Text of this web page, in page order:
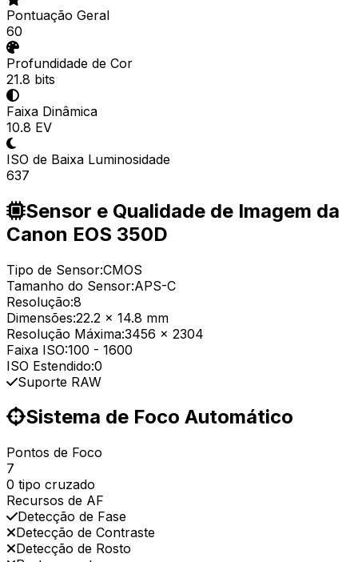
Pontuação Geral
60
Profundidade de Cor
21.8 bits
Faixa Dinâmica
10.8 EV
ISO de Baixa Luminosidade
637
Sensor e Qualidade de Imagem da
Canon EOS 350D
Tipo de Sensor:CMOS
Tamanho do Sensor:APS-C
Resolução:8
Dimensões:22.2 x 14.8 mm
Resolução Máxima:3456 x 2304
Faixa ISO:100 - 1600
ISO Estendido:0
Suporte RAW
Sistema de Foco Automático
Pontos de Foco
7
0 tipo cruzado
Recursos de AF
Detecção de Fase
Detecção de Contraste
Detecção de Rosto